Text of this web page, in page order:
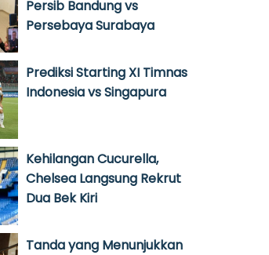
Persib Bandung vs
Persebaya Surabaya
Prediksi Starting XI Timnas
Indonesia vs Singapura
Kehilangan Cucurella,
Chelsea Langsung Rekrut
Dua Bek Kiri
Tanda yang Menunjukkan